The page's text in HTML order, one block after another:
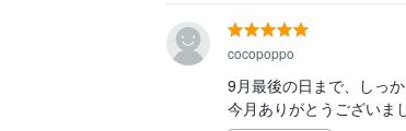
cocopoppo
9月最後の日まで、しっ